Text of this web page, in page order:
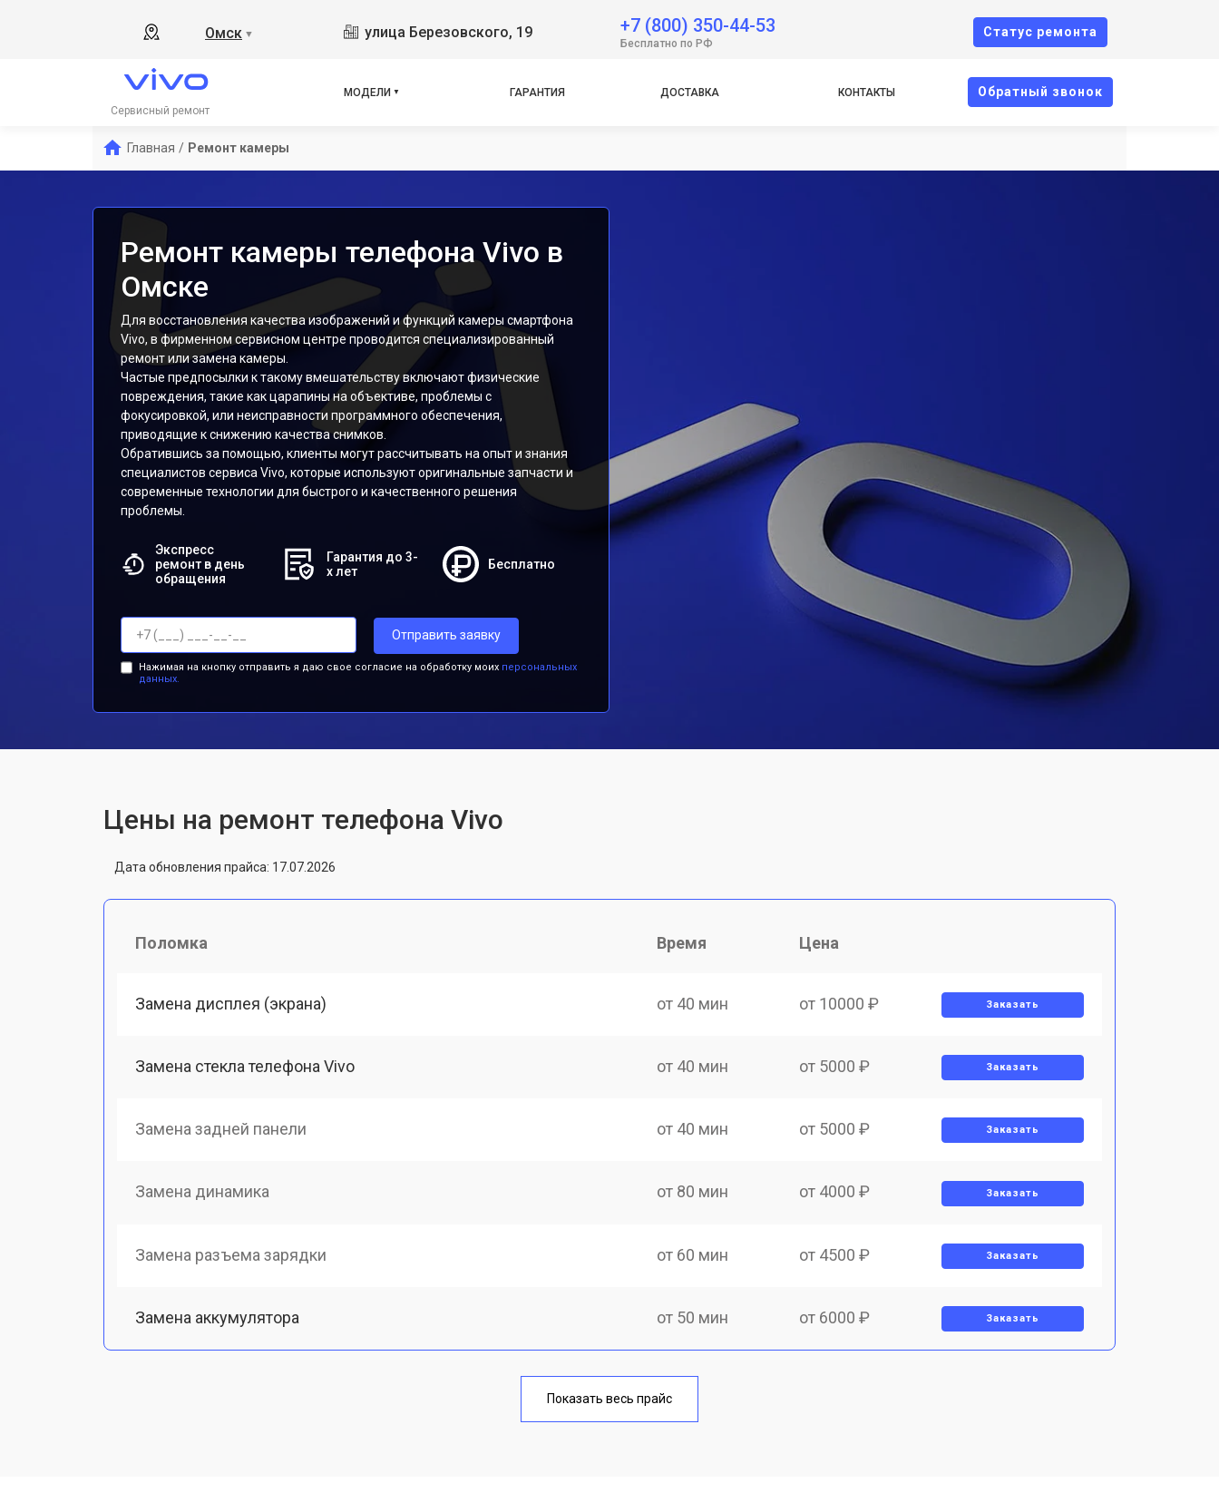
Омск ▼ улица Березовского, 19 +7 (800) 350-44-53
Бесплатно по РФ
Cтатус ремонта
Сервисный ремонт
МОДЕЛИ
Y19
V23
Y31
ГАРАНТИЯ ДОСТАВКА КОНТАКТЫ Oбратный звонок
Главная / Ремонт камеры
Ремонт камеры телефона Vivo в
Омске
Для восстановления качества изображений и функций камеры смартфона
Vivo, в фирменном сервисном центре проводится специализированный
ремонт или замена камеры.
Частые предпосылки к такому вмешательству включают физические
повреждения, такие как царапины на объективе, проблемы с
фокусировкой, или неисправности программного обеспечения,
приводящие к снижению качества снимков.
Обратившись за помощью, клиенты могут рассчитывать на опыт и знания
специалистов сервиса Vivo, которые используют оригинальные запчасти и
современные технологии для быстрого и качественного решения
проблемы.
Экспресс
ремонт в день
обращения
Гарантия до 3-
х лет
Бесплатно
Отправить заявку
Нажимая на кнопку отправить я даю свое согласие на обработку моих персональных
данных.
Цены на ремонт телефона Vivo
Дата обновления прайса: 17.07.2026
Поломка Время Цена
Замена дисплея (экрана) от 40 мин от 10000 ₽ Заказать
Замена стекла телефона Vivo от 40 мин от 5000 ₽ Заказать
Замена задней панели от 40 мин от 5000 ₽ Заказать
Замена динамика от 80 мин от 4000 ₽ Заказать
Замена разъема зарядки от 60 мин от 4500 ₽ Заказать
Замена аккумулятора от 50 мин от 6000 ₽ Заказать
от 90 мин
Показать весь прайс